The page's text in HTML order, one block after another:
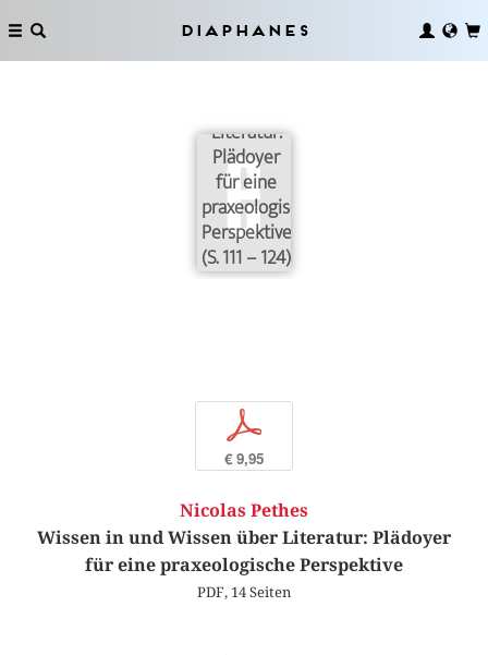
Diaphanes
Wissen in
Literatur:
Plädoyer
für eine
praxeologische
Perspektive
(S. 111 – 124)
p
€ 9,95
Nicolas Pethes
Wissen in und Wissen über Literatur: Plädoyer
für eine praxeologische Perspektive
PDF, 14 Seiten